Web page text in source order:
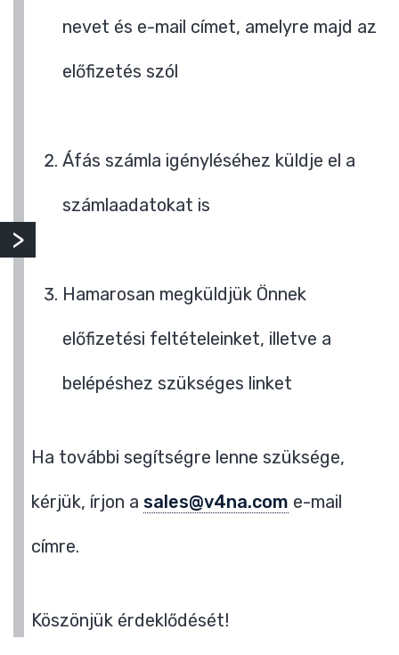
nevet és e-mail címet, amelyre majd az
előfizetés szól
Áfás számla igényléséhez küldje el a
számlaadatokat is
Hamarosan megküldjük Önnek
előfizetési feltételeinket, illetve a
belépéshez szükséges linket
Ha további segítségre lenne szüksége,
kérjük, írjon a sales@v4na.com e-mail
címre.
Köszönjük érdeklődését!